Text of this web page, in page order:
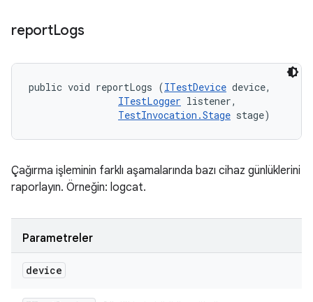
reportLogs
public void reportLogs (ITestDevice device,
ITestLogger listener,
TestInvocation.Stage stage)
Çağırma işleminin farklı aşamalarında bazı cihaz günlüklerini
raporlayın. Örneğin: logcat.
Parametreler
device